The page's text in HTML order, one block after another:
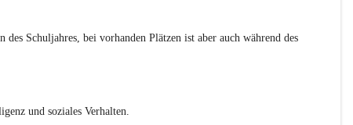
Schuljahres, bei vorhanden Plätzen ist aber auch während des
und soziales Verhalten.